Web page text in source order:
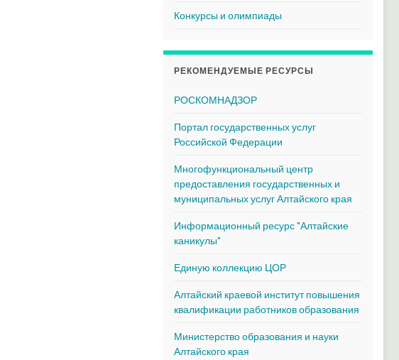
Конкурсы и олимпиады
РЕКОМЕНДУЕМЫЕ РЕСУРСЫ
РОСКОМНАДЗОР
Портал государственных услуг
Российской Федерации
Многофункциональный центр
предоставления государственных и
муниципальных услуг Алтайского края
Информационный ресурс "Алтайские
каникулы"
Единую коллекцию ЦОР
Алтайский краевой институт повышения
квалификации работников образования
Министерство образования и науки
Алтайского края